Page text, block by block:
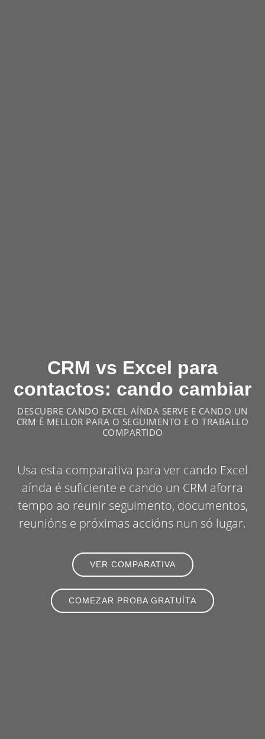
CRM vs Excel para
contactos: cando cambiar
DESCUBRE CANDO EXCEL AÍNDA SERVE E CANDO UN
CRM É MELLOR PARA O SEGUIMENTO E O TRABALLO
COMPARTIDO
Usa esta comparativa para ver cando Excel
aínda é suficiente e cando un CRM aforra
tempo ao reunir seguimento, documentos,
reunións e próximas accións nun só lugar.
VER COMPARATIVA
COMEZAR PROBA GRATUÍTA